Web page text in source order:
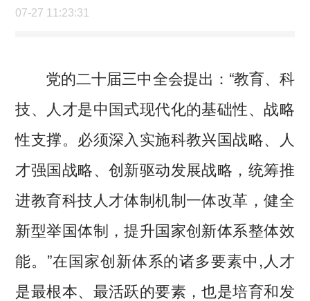
07-27 11:23:31
党的二十届三中全会提出：“教育、科
技、人才是中国式现代化的基础性、战略
性支撑。必须深入实施科教兴国战略、人
才强国战略、创新驱动发展战略，统筹推
进教育科技人才体制机制一体改革，健全
新型举国体制，提升国家创新体系整体效
能。”在国家创新体系的诸多要素中,人才
是最根本、最活跃的要素，也是培育和发